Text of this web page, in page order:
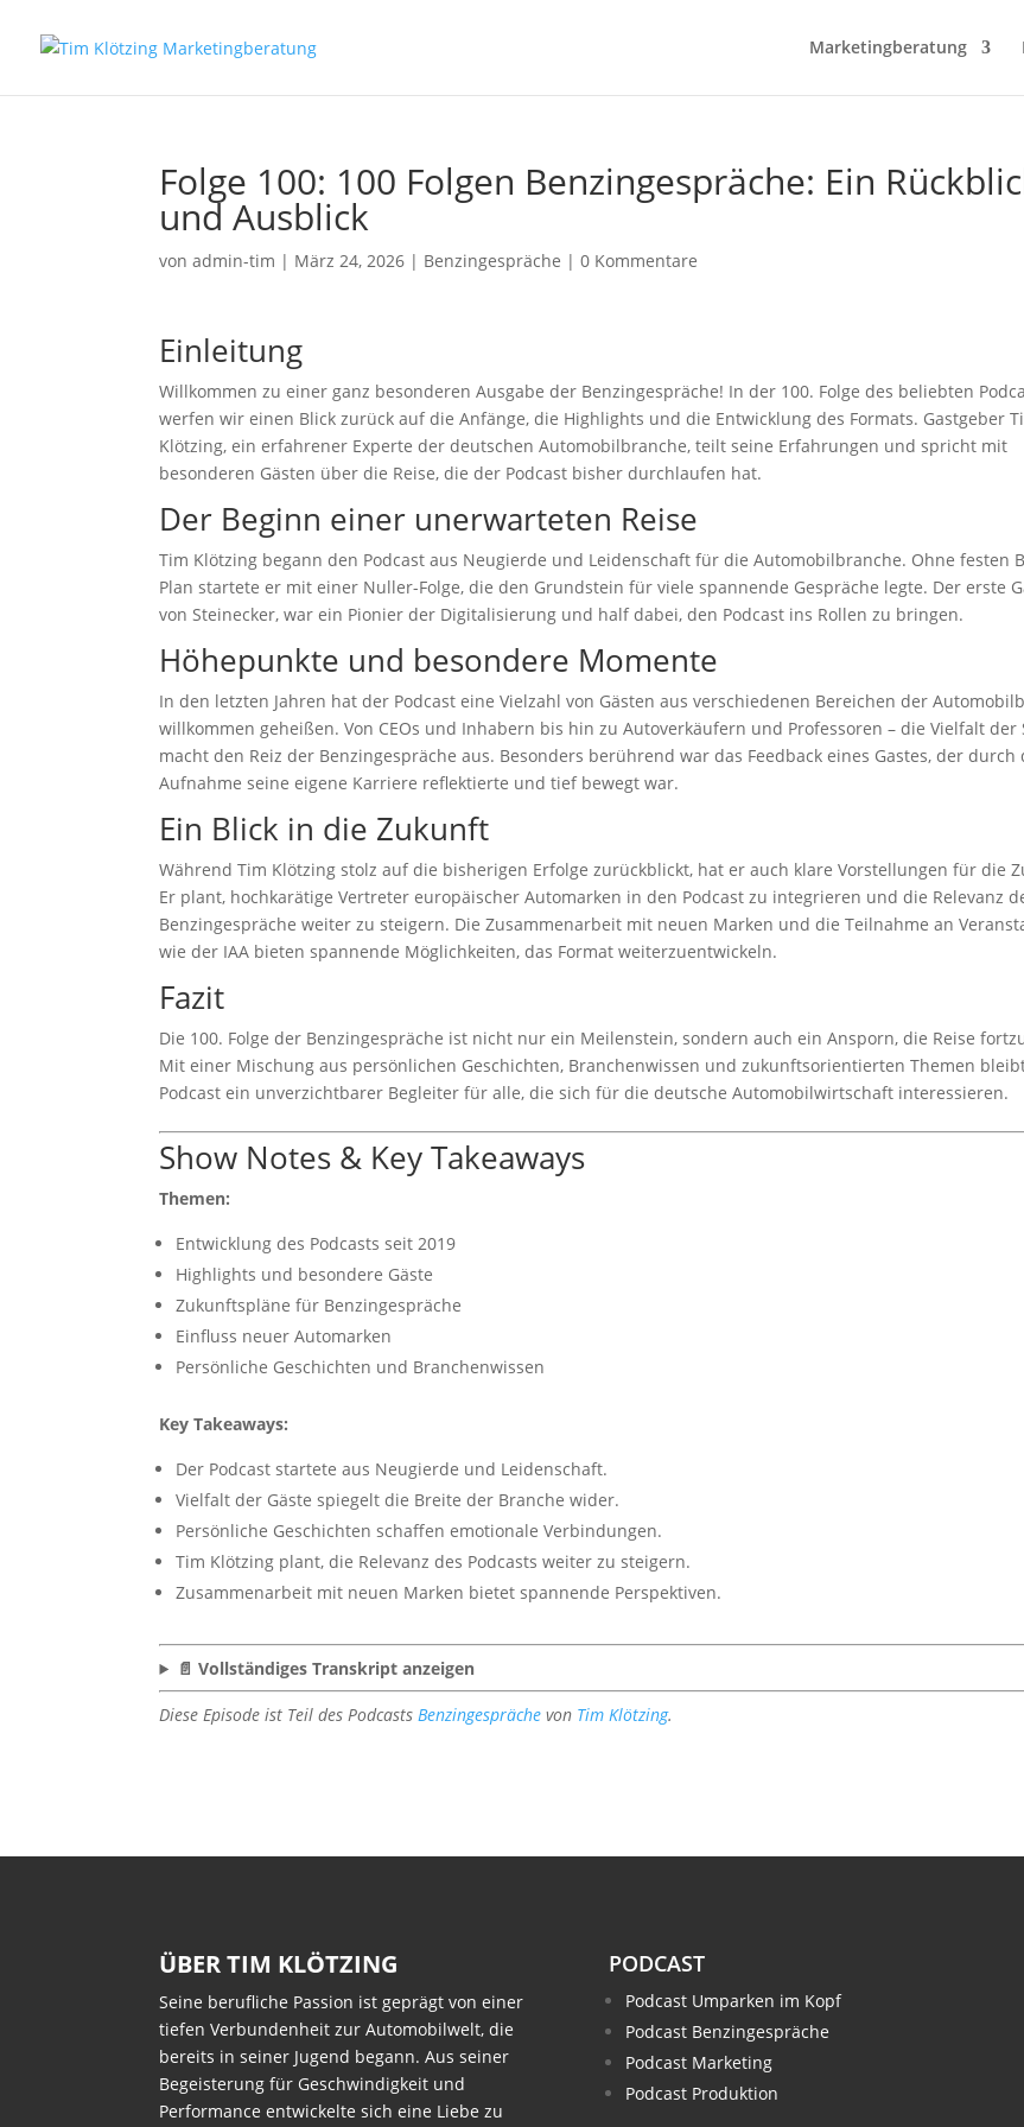
Marketingberatung
Folge 100: 100 Folgen Benzingespräche: Ein
und Ausblick
vonadmin-tim | März 24, 2026 | Benzingespräche |0 Kommentare
Einleitung
Willkommen zu einer ganz besonderen Ausgabe der Benzingespräche! In der 100. Folge des beliebten
werfen wir einen Blick zurück auf die Anfänge, die Highlights und die Entwicklung des Formats. Gastgeber
Klötzing, ein erfahrener Experte der deutschen Automobilbranche, teilt seine Erfahrungen und spricht mit
besonderen Gästen über die Reise, die der Podcast bisher durchlaufen hat.
Der Beginn einer unerwarteten Reise
Tim Klötzing begann den Podcast aus Neugierde und Leidenschaft für die Automobilbranche. Ohne festen
Plan startete er mit einer Nuller-Folge, die den Grundstein für viele spannende Gespräche legte. Der erste
von Steinecker, war ein Pionier der Digitalisierung und half dabei, den Podcast ins Rollen zu bringen.
Höhepunkte und besondere Momente
In den letzten Jahren hat der Podcast eine Vielzahl von Gästen aus verschiedenen Bereichen der
willkommen geheißen. Von CEOs und Inhabern bis hin zu Autoverkäufern und Professoren – die Vielfalt der
macht den Reiz der Benzingespräche aus. Besonders berührend war das Feedback eines Gastes, der durch
Aufnahme seine eigene Karriere reflektierte und tief bewegt war.
Ein Blick in die Zukunft
Während Tim Klötzing stolz auf die bisherigen Erfolge zurückblickt, hat er auch klare Vorstellungen für die
Er plant, hochkarätige Vertreter europäischer Automarken in den Podcast zu integrieren und die Relevanz
Benzingespräche weiter zu steigern. Die Zusammenarbeit mit neuen Marken und die Teilnahme an
wie der IAA bieten spannende Möglichkeiten, das Format weiterzuentwickeln.
Fazit
Die 100. Folge der Benzingespräche ist nicht nur ein Meilenstein, sondern auch ein Ansporn, die Reise
Mit einer Mischung aus persönlichen Geschichten, Branchenwissen und zukunftsorientierten Themen
Podcast ein unverzichtbarer Begleiter für alle, die sich für die deutsche Automobilwirtschaft interessieren.
Show Notes & Key Takeaways
Themen:
Entwicklung des Podcasts seit 2019
Highlights und besondere Gäste
Zukunftspläne für Benzingespräche
Einfluss neuer Automarken
Persönliche Geschichten und Branchenwissen
Key Takeaways:
Der Podcast startete aus Neugierde und Leidenschaft.
Vielfalt der Gäste spiegelt die Breite der Branche wider.
Persönliche Geschichten schaffen emotionale Verbindungen.
Tim Klötzing plant, die Relevanz des Podcasts weiter zu steigern.
Zusammenarbeit mit neuen Marken bietet spannende Perspektiven.
📄 Vollständiges Transkript anzeigen
Diese Episode ist Teil des PodcastsBenzingespräche von Tim Klötzing.
ÜBER TIM KLÖTZING
Seine berufliche Passion ist geprägt von einer
tiefen Verbundenheit zur Automobilwelt, die
bereits in seiner Jugend begann. Aus seiner
Begeisterung für Geschwindigkeit und
Performance entwickelte sich eine Liebe zu
PODCAST
Podcast Umparken im Kopf
Podcast Benzingespräche
Podcast Marketing
Podcast Produktion